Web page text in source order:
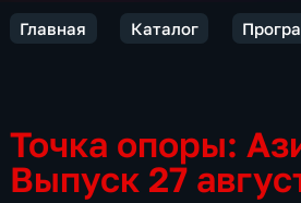
Главная Каталог
Точка опоры:
Выпуск 27